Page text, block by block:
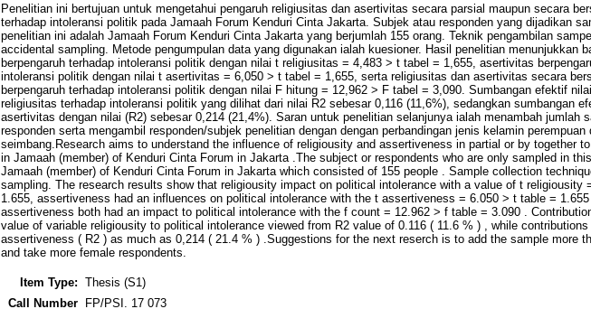
Penelitian ini bertujuan untuk mengetahui pengaruh religiusitas dan asertivitas secara parsial maupun secara
terhadap intoleransi politik pada Jamaah Forum Kenduri Cinta Jakarta. Subjek atau responden yang dijadikan
penelitian ini adalah Jamaah Forum Kenduri Cinta Jakarta yang berjumlah 155 orang. Teknik pengambilan
accidental sampling. Metode pengumpulan data yang digunakan ialah kuesioner. Hasil penelitian menunjukkan
berpengaruh terhadap intoleransi politik dengan nilai t religiusitas = 4,483 > t tabel = 1,655, asertivitas
intoleransi politik dengan nilai t asertivitas = 6,050 > t tabel = 1,655, serta religiusitas dan asertivitas secara
berpengaruh terhadap intoleransi politik dengan nilai F hitung = 12,962 > F tabel = 3,090. Sumbangan efektif
religiusitas terhadap intoleransi politik yang dilihat dari nilai R2 sebesar 0,116 (11,6%), sedangkan sumbangan
asertivitas dengan nilai (R2) sebesar 0,214 (21,4%). Saran untuk penelitian selanjunya ialah menambah jumlah
responden serta mengambil responden/subjek penelitian dengan dengan perbandingan jenis kelamin perempuan
seimbang.Research aims to understand the influence of religiousity and assertiveness in partial or by together
in Jamaah (member) of Kenduri Cinta Forum in Jakarta .The subject or respondents who are only sampled in
Jamaah (member) of Kenduri Cinta Forum in Jakarta which consisted of 155 people . Sample collection
sampling. The research results show that religiousity impact on political intolerance with a value of t religiousity
1.655, assertiveness had an influences on political intolerance with the t assertiveness = 6.050 > t table =
assertiveness both had an impact to political intolerance with the f count = 12.962 > f table = 3.090 .
value of variable religiousity to political intolerance viewed from R2 value of 0.116 ( 11.6 % ) , while
assertiveness ( R2 ) as much as 0,214 ( 21.4 % ) .Suggestions for the next reserch is to add the sample more
and take more female respondents.
Item Type: Thesis (S1)
Call Number FP/PSI. 17 073